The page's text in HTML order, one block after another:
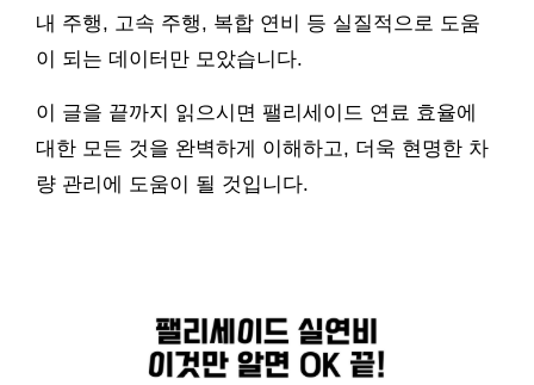
내 주행, 고속 주행, 복합 연비 등 실질적으로 도움
이 되는 데이터만 모았습니다.
이 글을 끝까지 읽으시면 팰리세이드 연료 효율에
대한 모든 것을 완벽하게 이해하고, 더욱 현명한 차
량 관리에 도움이 될 것입니다.